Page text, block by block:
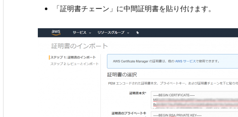
「証明書チェーン」に中間証明書を貼り付けます。